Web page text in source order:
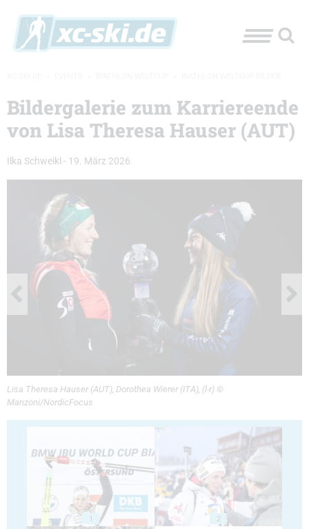
Bildergalerie zum Karriereende
von Lisa Theresa Hauser (AUT)
Ilka Schweikl - 19. März 2026
Lisa Theresa Hauser (AUT), Dorothea Wierer (ITA), (l-r) ©
Manzoni/NordicFocus
1 2